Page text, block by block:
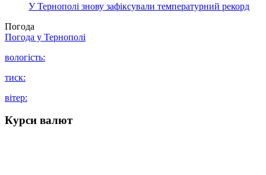
У Тернополі знову зафіксували температурний рекорд
Погода
Погода у Тернополі
вологість:
тиск:
вітер:
Курси валют